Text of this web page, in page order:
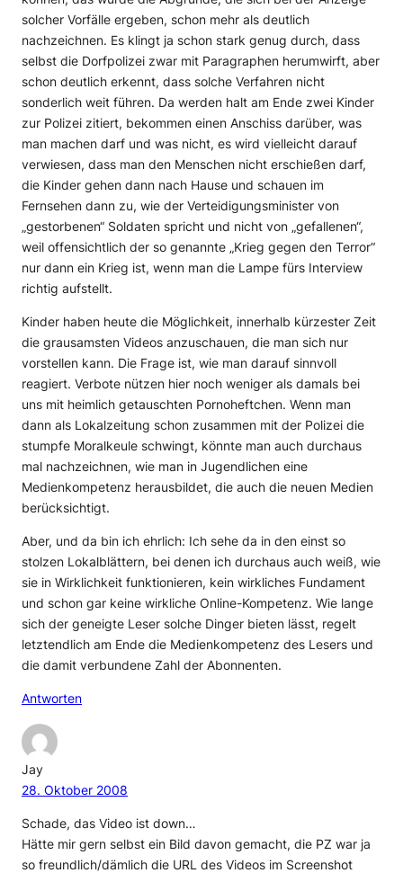
solcher Vorfälle ergeben, schon mehr als deutlich
nachzeichnen. Es klingt ja schon stark genug durch, dass
selbst die Dorfpolizei zwar mit Paragraphen herumwirft, aber
schon deutlich erkennt, dass solche Verfahren nicht
sonderlich weit führen. Da werden halt am Ende zwei Kinder
zur Polizei zitiert, bekommen einen Anschiss darüber, was
man machen darf und was nicht, es wird vielleicht darauf
verwiesen, dass man den Menschen nicht erschießen darf,
die Kinder gehen dann nach Hause und schauen im
Fernsehen dann zu, wie der Verteidigungsminister von
„gestorbenen“ Soldaten spricht und nicht von „gefallenen“,
weil offensichtlich der so genannte „Krieg gegen den Terror“
nur dann ein Krieg ist, wenn man die Lampe fürs Interview
richtig aufstellt.
Kinder haben heute die Möglichkeit, innerhalb kürzester Zeit
die grausamsten Videos anzuschauen, die man sich nur
vorstellen kann. Die Frage ist, wie man darauf sinnvoll
reagiert. Verbote nützen hier noch weniger als damals bei
uns mit heimlich getauschten Pornoheftchen. Wenn man
dann als Lokalzeitung schon zusammen mit der Polizei die
stumpfe Moralkeule schwingt, könnte man auch durchaus
mal nachzeichnen, wie man in Jugendlichen eine
Medienkompetenz herausbildet, die auch die neuen Medien
berücksichtigt.
Aber, und da bin ich ehrlich: Ich sehe da in den einst so
stolzen Lokalblättern, bei denen ich durchaus auch weiß, wie
sie in Wirklichkeit funktionieren, kein wirkliches Fundament
und schon gar keine wirkliche Online-Kompetenz. Wie lange
sich der geneigte Leser solche Dinger bieten lässt, regelt
letztendlich am Ende die Medienkompetenz des Lesers und
die damit verbundene Zahl der Abonnenten.
Antworten
Jay
28. Oktober 2008
Schade, das Video ist down…
Hätte mir gern selbst ein Bild davon gemacht, die PZ war ja
so freundlich/dämlich die URL des Videos im Screenshot